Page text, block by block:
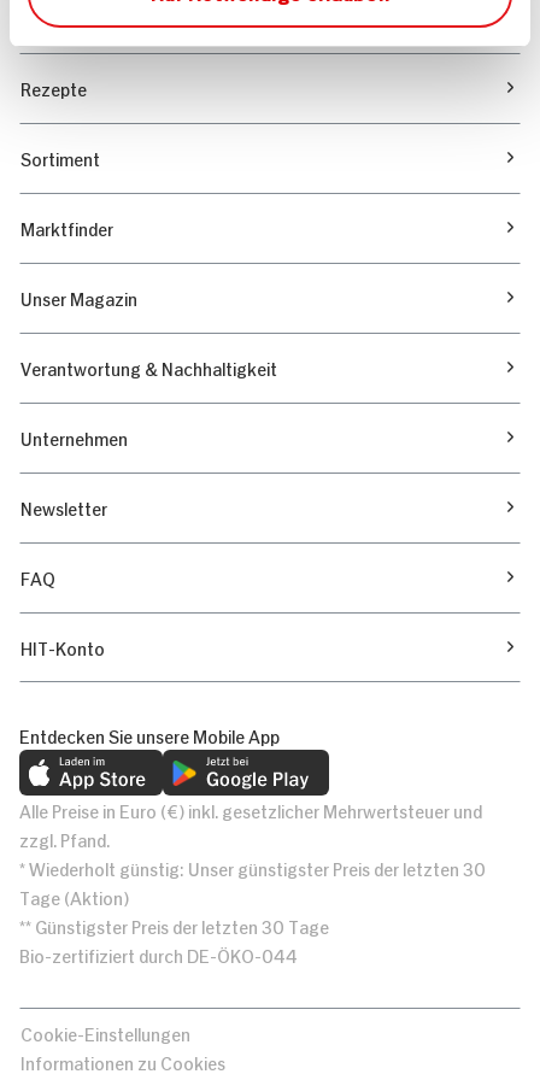
Angebote & Coupons
Rezepte
Sortiment
Marktfinder
Unser Magazin
Verantwortung & Nachhaltigkeit
Unternehmen
Newsletter
FAQ
HIT-Konto
Entdecken Sie unsere Mobile App
Alle Preise in Euro (€) inkl. gesetzlicher Mehrwertsteuer und
zzgl. Pfand.
* Wiederholt günstig: Unser günstigster Preis der letzten 30
Tage (Aktion)
** Günstigster Preis der letzten 30 Tage
Bio-zertifiziert durch DE-ÖKO-044
Cookie-Einstellungen
Informationen zu Cookies